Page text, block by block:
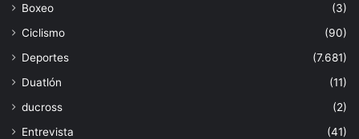
Boxeo
(3)
Ciclismo
(90)
Deportes
(7.681)
Duatlón
(11)
ducross
(2)
Entrevista
(41)